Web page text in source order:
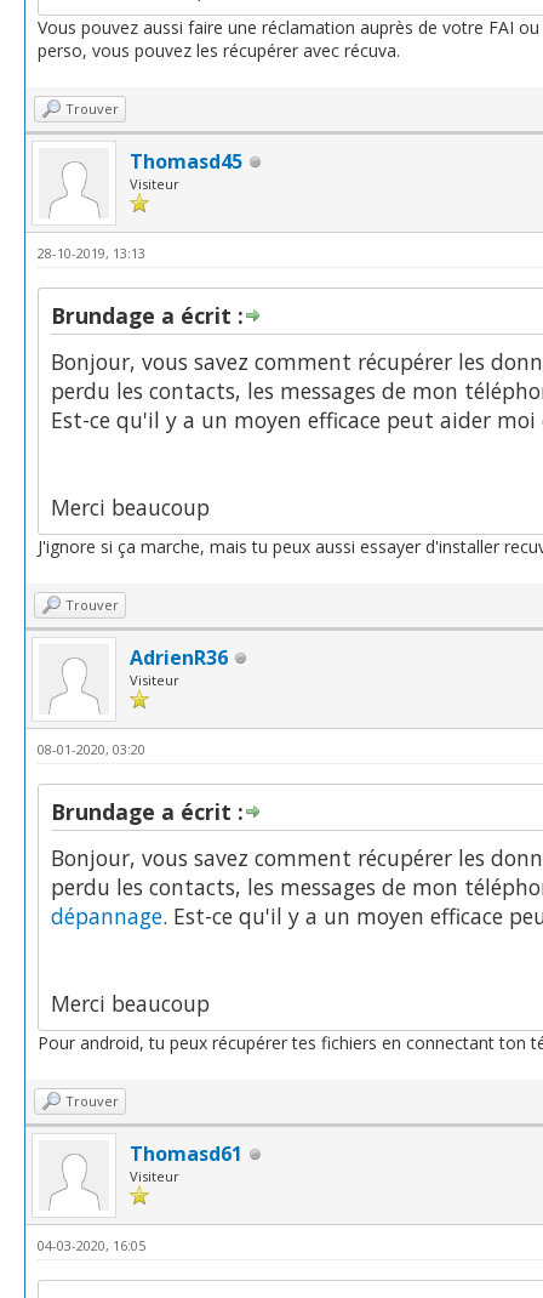
Vous pouvez aussi faire une réclamation auprès de votre FAI
perso, vous pouvez les récupérer avec récuva.
Trouver
Thomasd45
Visiteur
28-10-2019, 13:13
Brundage a écrit :
Bonjour, vous savez comment récupérer les
perdu les contacts, les messages de mon
Est-ce qu'il y a un moyen efficace peut aider
Merci beaucoup
J'ignore si ça marche, mais tu peux aussi essayer d'installer
Trouver
AdrienR36
Visiteur
08-01-2020, 03:20
Brundage a écrit :
Bonjour, vous savez comment récupérer les
perdu les contacts, les messages de mon
dépannage. Est-ce qu'il y a un moyen efficace
Merci beaucoup
Pour android, tu peux récupérer tes fichiers en connectant ton
Trouver
Thomasd61
Visiteur
04-03-2020, 16:05